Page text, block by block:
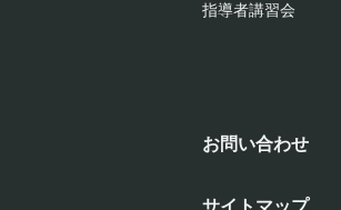
指導者講習会
お問い合わせ
サイトマップ